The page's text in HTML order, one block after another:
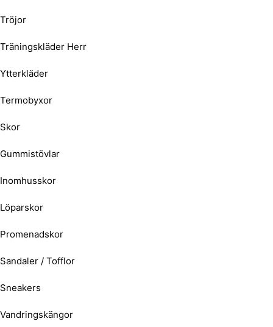
Tröjor
Träningskläder Herr
Ytterkläder
Termobyxor
Skor
Gummistövlar
Inomhusskor
Löparskor
Promenadskor
Sandaler / Tofflor
Sneakers
Vandringskängor